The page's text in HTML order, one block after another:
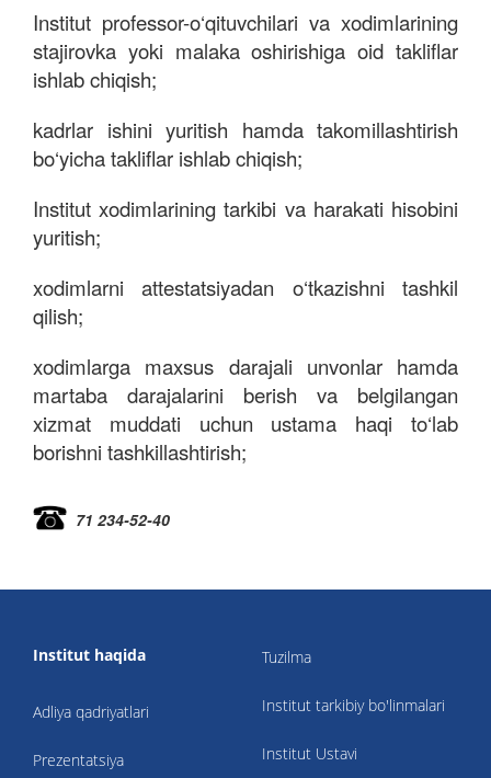
Institut professor-o‘qituvchilari va xodimlarining
stajirovka yoki malaka oshirishiga oid takliflar
ishlab chiqish;
kadrlar ishini yuritish hamda takomillashtirish
bo‘yicha takliflar ishlab chiqish;
Institut xodimlarining tarkibi va harakati hisobini
yuritish;
xodimlarni attestatsiyadan o‘tkazishni tashkil
qilish;
xodimlarga maxsus darajali unvonlar hamda
martaba darajalarini berish va belgilangan
xizmat muddati uchun ustama haqi to‘lab
borishni tashkillashtirish;
71 234-52-40
Institut haqida
Adliya qadriyatlari
Prezentatsiya
Tuzilma
Institut tarkibiy bo'linmalari
Institut Ustavi